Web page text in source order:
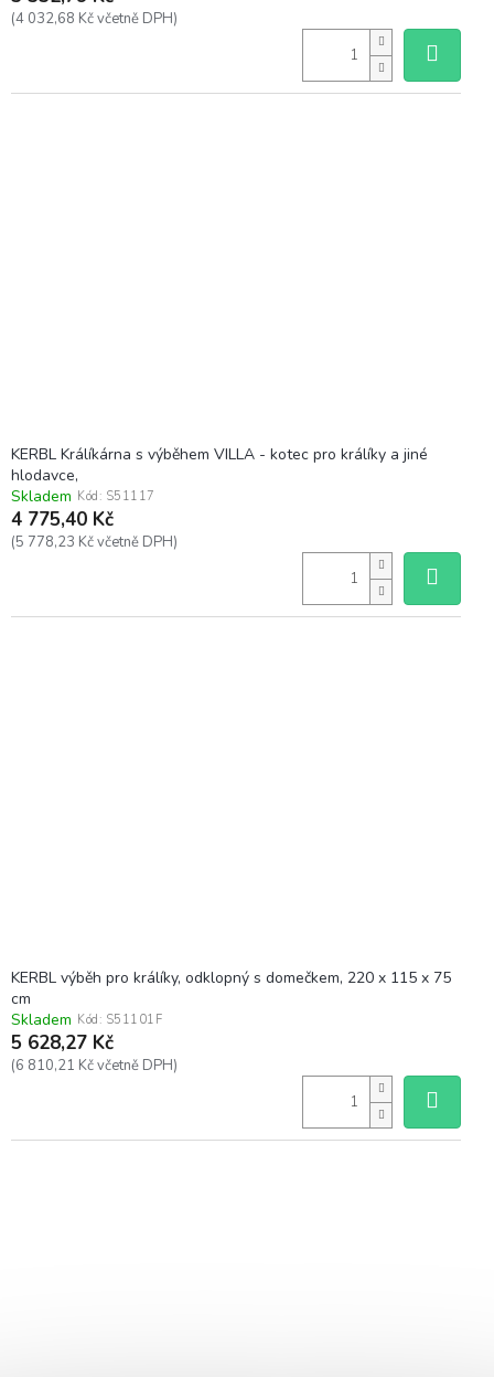
(4 032,68 Kč včetně DPH)
KERBL Králíkárna s výběhem VILLA - kotec pro králíky a jiné
hlodavce,
Skladem Kód: S51117
4 775,40 Kč
(5 778,23 Kč včetně DPH)
KERBL výběh pro králíky, odklopný s domečkem, 220 x 115 x 75
cm
Skladem Kód: S51101F
5 628,27 Kč
(6 810,21 Kč včetně DPH)